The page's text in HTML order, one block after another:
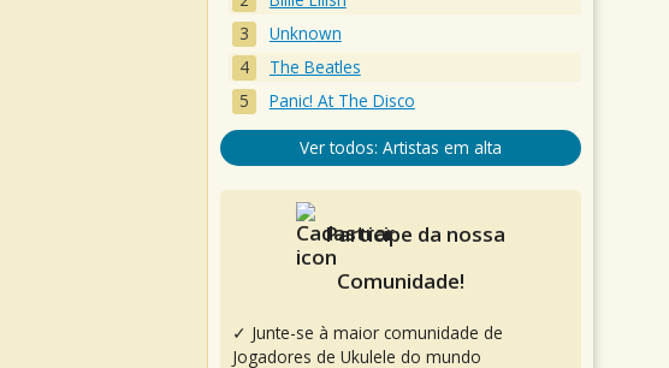
Unknown
The Beatles
Panic! At The Disco
Ver todos: Artistas em alta
Participe da nossa
Comunidade!
✓ Junte-se à maior comunidade de
Jogadores de Ukulele do mundo